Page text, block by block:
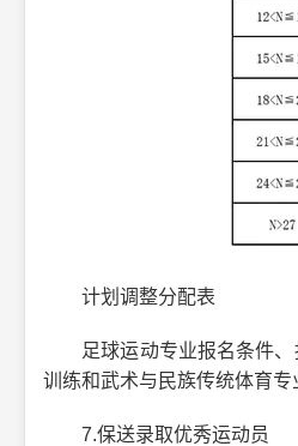
计划调整分配表
足球运动专业报名条件、
训练和武术与民族传统体育专
7.保送录取优秀运动员